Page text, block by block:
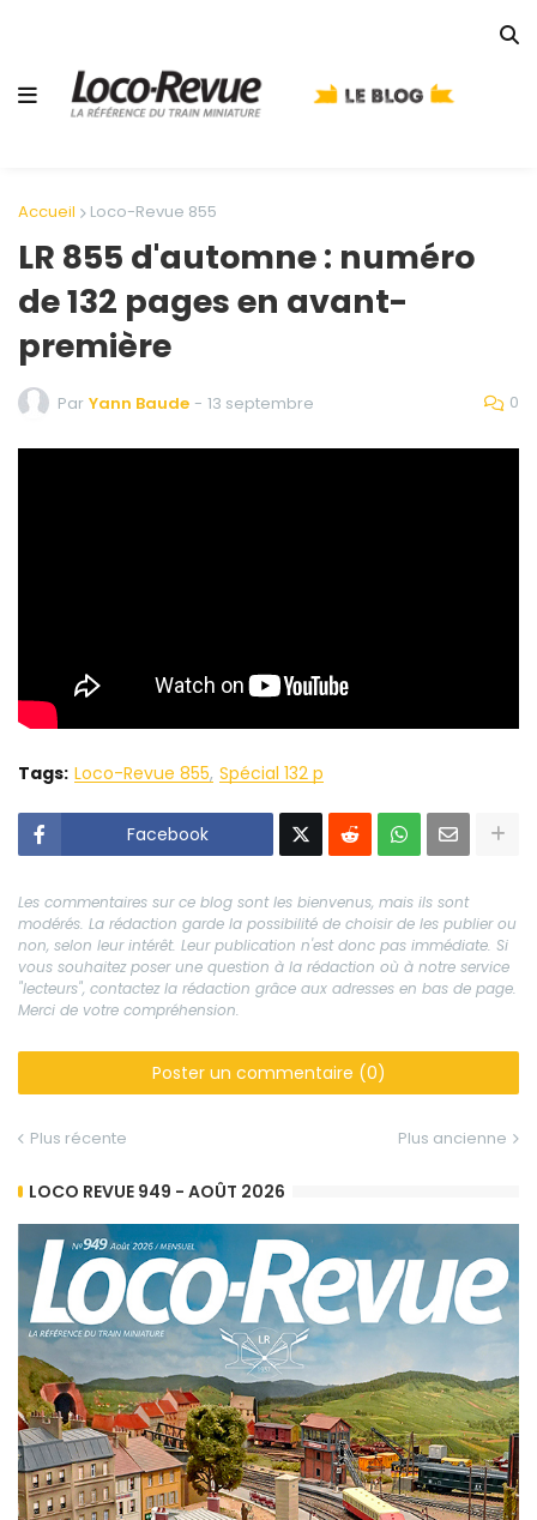
Accueil Loco-Revue 855
LR 855 d'automne : numéro
de 132 pages en avant-
première
Par Yann Baude - 13 septembre 0
Tags: Loco-Revue 855 Spécial 132 p
Facebook
Les commentaires sur ce blog sont les bienvenus, mais ils sont
modérés. La rédaction garde la possibilité de choisir de les publier ou
non, selon leur intérêt. Leur publication n'est donc pas immédiate. Si
vous souhaitez poser une question à la rédaction où à notre service
"lecteurs", contactez la rédaction grâce aux adresses en bas de page.
Merci de votre compréhension.
Poster un commentaire (0)
Plus récente Plus ancienne
LOCO REVUE 949 - AOÛT 2026